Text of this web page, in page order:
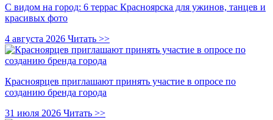
С видом на город: 6 террас Красноярска для ужинов, танцев и
красивых фото
4 августа 2026 Читать >>
Красноярцев приглашают принять участие в опросе по
созданию бренда города
31 июля 2026 Читать >>